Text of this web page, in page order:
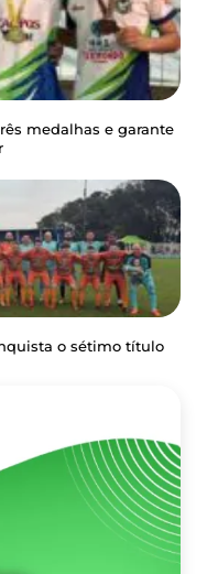
medalhas e garante
o sétimo título